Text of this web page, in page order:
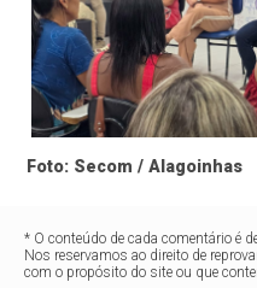
Foto: Secom / Alagoinhas
* O conteúdo de cada comentário é
Nos reservamos ao direito de
com o propósito do site ou que